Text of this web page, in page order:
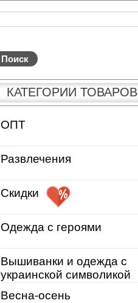
КАТЕГОРИИ
ОПТ
Развлечения
Скидки
Одежда с героями
Вышиванки и одежда с
украинской символикой
Весна-осень